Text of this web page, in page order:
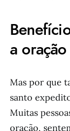
a
Mas por que
santo
Muitas
oração,